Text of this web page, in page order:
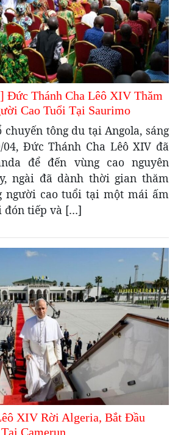
Đức Thánh Cha Lêô XIV Thăm
Cao Tuổi Tại Saurimo
tông du tại Angola, sáng
Đức Thánh Cha Lêô XIV đã
để đến vùng cao nguyên
ngài đã dành thời gian thăm
người cao tuổi tại một mái ấm
đón tiếp và […]
XIV Rời Algeria, Bắt Đầu
Camerun